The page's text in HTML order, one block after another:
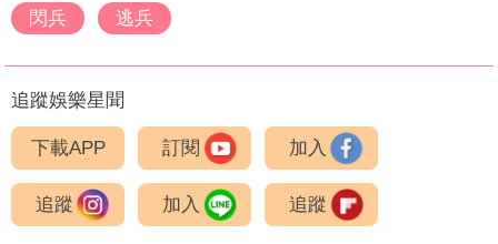
閃兵 逃兵
追蹤娛樂星聞
下載APP 訂閱 加入
追蹤 加入 追蹤